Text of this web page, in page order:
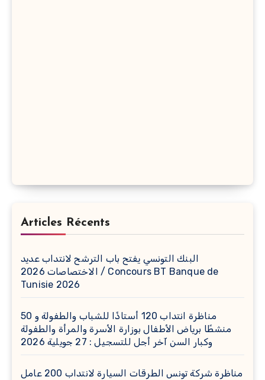
Articles Récents
البنك التونسي يفتح باب الترشح لانتداب عديد
الاختصاصات 2026 / Concours BT Banque de
Tunisie 2026
مناظرة انتداب 120 أستاذًا للشباب والطفولة و 50
منشطًا برياض الأطفال بوزارة الأسرة والمرأة والطفولة
وكبار السن آخر أجل للتسجيل : 27 جويلية 2026
مناظرة شركة تونس الطرقات السيارة لانتداب 200 عامل